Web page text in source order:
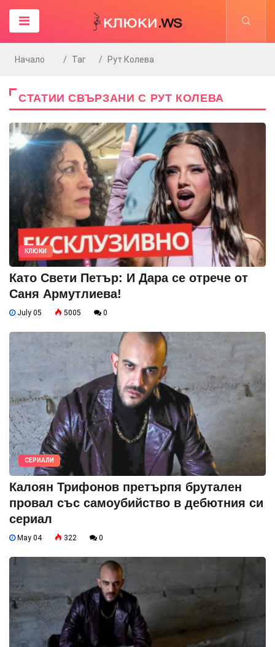
Начало Таг Рут Колева
СТАТИИ СВЪРЗАНИ С РУТ КОЛЕВА
КЛЮКИ
Като Свети Петър: И Дара се отрече от
Саня Армутлиева!
July 05 5005 0
СЕРИАЛИ
Калоян Трифонов претърпя брутален
провал със самоубийство в дебютния си
сериал
May 04 322 0